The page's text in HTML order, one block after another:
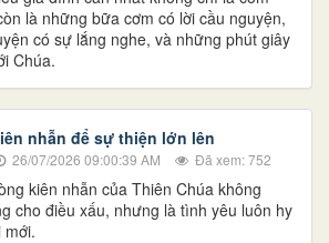
là những bữa cơm có lời cầu nguyện,
có sự lắng nghe, và những phút giây
Chúa.
nhẫn để sự thiện lớn lên
26/07/2026 09:00:39 AM Đã xem: 752
kiên nhẫn của Thiên Chúa không
cho điều xấu, nhưng là tình yêu luôn hy
mới.